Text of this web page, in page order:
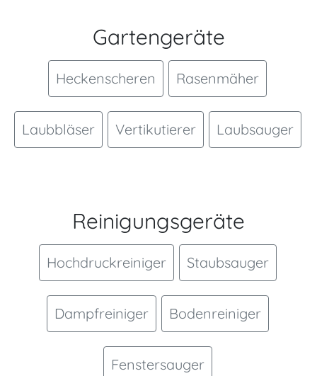
Gartengeräte
Heckenscheren Rasenmäher
Laubbläser Vertikutierer Laubsauger
Reinigungsgeräte
Hochdruckreiniger Staubsauger
Dampfreiniger Bodenreiniger
Fenstersauger